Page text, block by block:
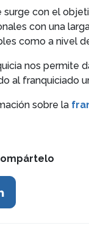
surge con el
con una
como a nivel
nos permite
al franquiciado
sobre la